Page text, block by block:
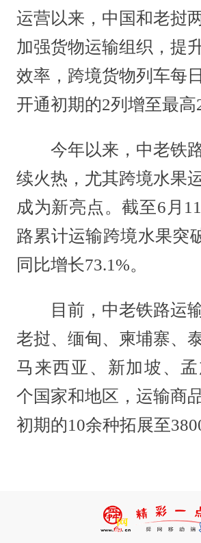
运营以来，中国和老挝
加强货物运输组织，提
效率，跨境货物列车每
开通初期的2列增至最高
今年以来，中老铁路
续火热，尤其跨境水果
成为新亮点。截至6月
路累计运输跨境水果突
同比增长73.1%。
目前，中老铁路运输
老挝、缅甸、柬埔寨、
马来西亚、新加坡、
个国家和地区，运输商
初期的10余种拓展至